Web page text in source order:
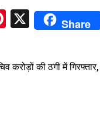
Pinterest
X Share
करोड़ों की ठगी में